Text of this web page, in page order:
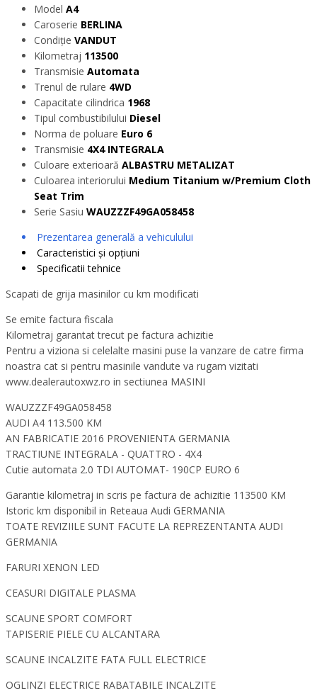
Model A4
Caroserie BERLINA
Condiție VANDUT
Kilometraj 113500
Transmisie Automata
Trenul de rulare 4WD
Capacitate cilindrica 1968
Tipul combustibilului Diesel
Norma de poluare Euro 6
Transmisie 4X4 INTEGRALA
Culoare exterioară ALBASTRU METALIZAT
Culoarea interiorului Medium Titanium w/Premium Cloth
Seat Trim
Serie Sasiu WAUZZZF49GA058458
Prezentarea generală a vehiculului
Caracteristici și opțiuni
Specificatii tehnice
Scapati de grija masinilor cu km modificati
Se emite factura fiscala
Kilometraj garantat trecut pe factura achizitie
Pentru a viziona si celelalte masini puse la vanzare de catre firma
noastra cat si pentru masinile vandute va rugam vizitati
www.dealerautoxwz.ro in sectiunea MASINI
WAUZZZF49GA058458
AUDI A4 113.500 KM
AN FABRICATIE 2016 PROVENIENTA GERMANIA
TRACTIUNE INTEGRALA - QUATTRO - 4X4
Cutie automata 2.0 TDI AUTOMAT- 190CP EURO 6
Garantie kilometraj in scris pe factura de achizitie 113500 KM
Istoric km disponibil in Reteaua Audi GERMANIA
TOATE REVIZIILE SUNT FACUTE LA REPREZENTANTA AUDI
GERMANIA
FARURI XENON LED
CEASURI DIGITALE PLASMA
SCAUNE SPORT COMFORT
TAPISERIE PIELE CU ALCANTARA
SCAUNE INCALZITE FATA FULL ELECTRICE
OGLINZI ELECTRICE RABATABILE INCALZITE